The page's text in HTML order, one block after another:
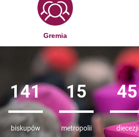
Gremia
141
biskupów
15
metropolii
45
diecezji